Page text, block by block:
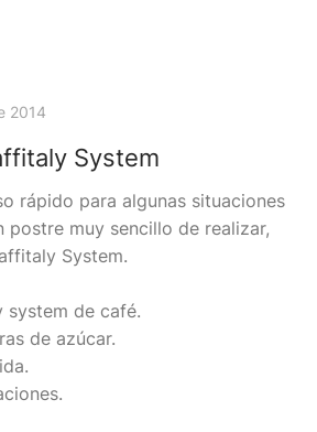
2014
System
rápido para algunas situaciones
postre muy sencillo de realizar,
System.
system de café.
de azúcar.